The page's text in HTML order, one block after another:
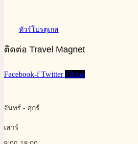
ทัวร์โปรตุเกส
ติดต่อ Travel Magnet
Facebook-f Twitter Tiktok
จันทร์ - ศุกร์
เสาร์